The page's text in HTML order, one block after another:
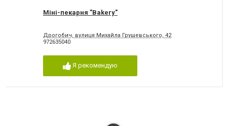
Міні-пекарня "Bakery"
Дрогобич, вулиця Михайла Грушевського, 42
972635040
Я рекомендую